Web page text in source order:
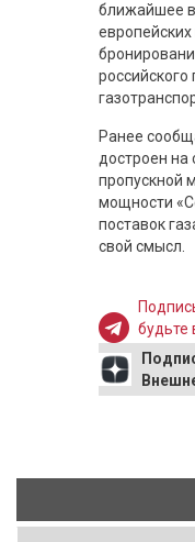
ближайшее
российского
Ранее
достроен на
пропускной
мощности
поставок
свой смысл.
будьте